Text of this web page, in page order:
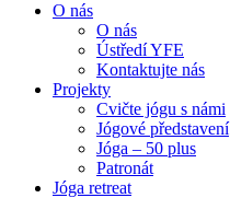
O nás
O nás
Ústředí YFE
Kontaktujte nás
Projekty
Cvičte jógu s námi
Jógové představení
Jóga – 50 plus
Patronát
Jóga retreat